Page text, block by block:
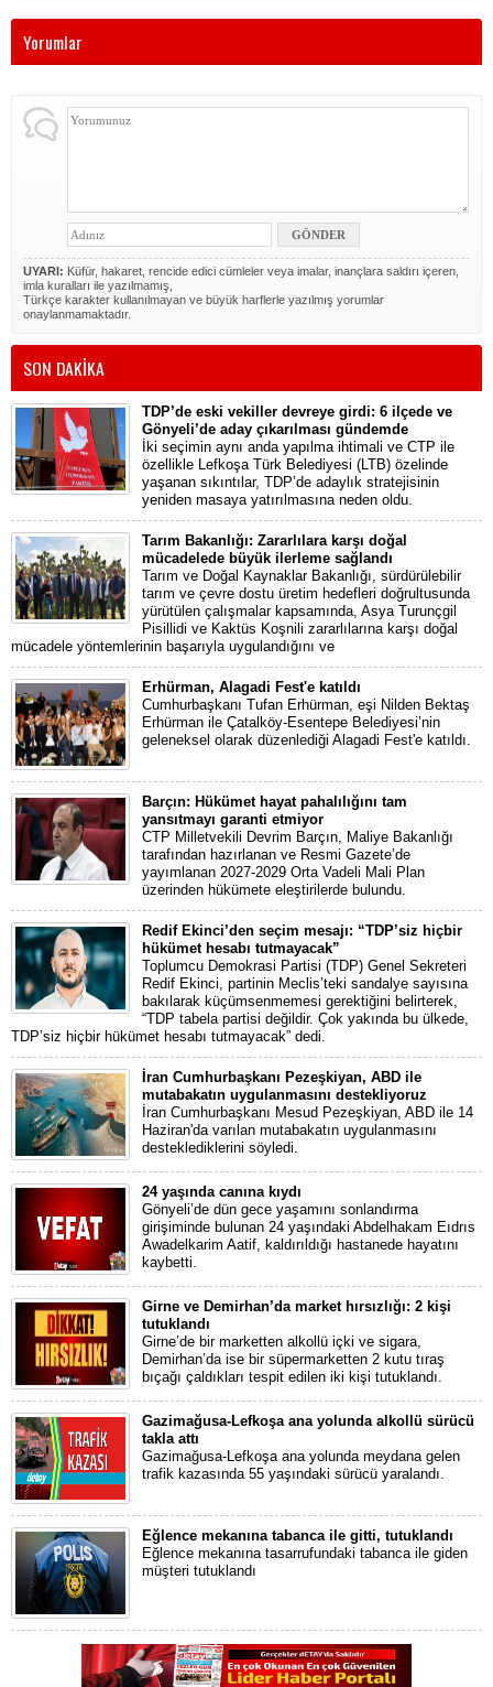
Yorumlar
UYARI: Küfür, hakaret, rencide edici cümleler veya imalar, inançlara saldırı içeren,
imla kuralları ile yazılmamış,
Türkçe karakter kullanılmayan ve büyük harflerle yazılmış yorumlar
onaylanmamaktadır.
SON DAKİKA
TDP’de eski vekiller devreye girdi: 6 ilçede ve
Gönyeli’de aday çıkarılması gündemde
İki seçimin aynı anda yapılma ihtimali ve CTP ile
özellikle Lefkoşa Türk Belediyesi (LTB) özelinde
yaşanan sıkıntılar, TDP’de adaylık stratejisinin
yeniden masaya yatırılmasına neden oldu.
Tarım Bakanlığı: Zararlılara karşı doğal
mücadelede büyük ilerleme sağlandı
Tarım ve Doğal Kaynaklar Bakanlığı, sürdürülebilir
tarım ve çevre dostu üretim hedefleri doğrultusunda
yürütülen çalışmalar kapsamında, Asya Turunçgil
Pisillidi ve Kaktüs Koşnili zararlılarına karşı doğal
mücadele yöntemlerinin başarıyla uygulandığını ve
Erhürman, Alagadi Fest'e katıldı
Cumhurbaşkanı Tufan Erhürman, eşi Nilden Bektaş
Erhürman ile Çatalköy-Esentepe Belediyesi’nin
geleneksel olarak düzenlediği Alagadi Fest'e katıldı.
Barçın: Hükümet hayat pahalılığını tam
yansıtmayı garanti etmiyor
CTP Milletvekili Devrim Barçın, Maliye Bakanlığı
tarafından hazırlanan ve Resmi Gazete’de
yayımlanan 2027-2029 Orta Vadeli Mali Plan
üzerinden hükümete eleştirilerde bulundu.
Redif Ekinci’den seçim mesajı: “TDP’siz hiçbir
hükümet hesabı tutmayacak”
Toplumcu Demokrasi Partisi (TDP) Genel Sekreteri
Redif Ekinci, partinin Meclis’teki sandalye sayısına
bakılarak küçümsenmemesi gerektiğini belirterek,
“TDP tabela partisi değildir. Çok yakında bu ülkede,
TDP’siz hiçbir hükümet hesabı tutmayacak” dedi.
İran Cumhurbaşkanı Pezeşkiyan, ABD ile
mutabakatın uygulanmasını destekliyoruz
İran Cumhurbaşkanı Mesud Pezeşkiyan, ABD ile 14
Haziran'da varılan mutabakatın uygulanmasını
desteklediklerini söyledi.
24 yaşında canına kıydı
Gönyeli’de dün gece yaşamını sonlandırma
girişiminde bulunan 24 yaşındaki Abdelhakam Eıdrıs
Awadelkarim Aatif, kaldırıldığı hastanede hayatını
kaybetti.
Girne ve Demirhan’da market hırsızlığı: 2 kişi
tutuklandı
Girne’de bir marketten alkollü içki ve sigara,
Demirhan’da ise bir süpermarketten 2 kutu tıraş
bıçağı çaldıkları tespit edilen iki kişi tutuklandı.
Gazimağusa-Lefkoşa ana yolunda alkollü sürücü
takla attı
Gazimağusa-Lefkoşa ana yolunda meydana gelen
trafik kazasında 55 yaşındaki sürücü yaralandı.
Eğlence mekanına tabanca ile gitti, tutuklandı
Eğlence mekanına tasarrufundaki tabanca ile giden
müşteri tutuklandı